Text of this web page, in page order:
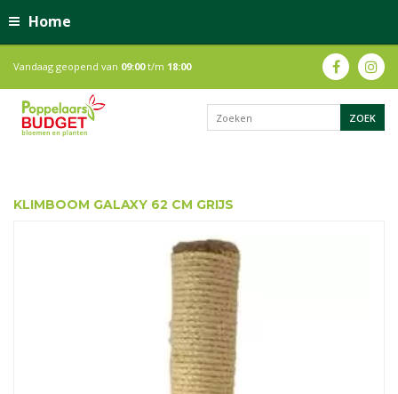
Home
Vandaag geopend van 09:00t/m 18:00
KLIMBOOM GALAXY 62 CM GRIJS